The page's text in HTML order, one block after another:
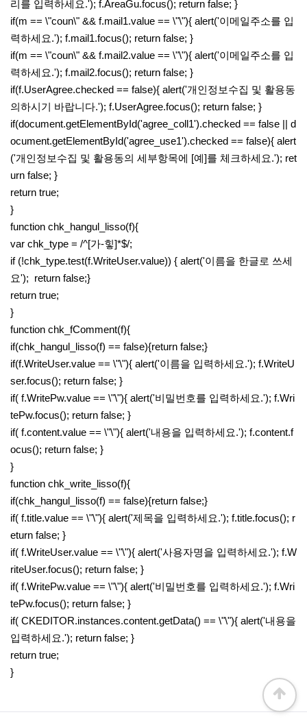
리를 입력하세요.'); f.AreaGu.focus(); return false; }
if(m == \"coun\" && f.mail1.value == \"\"){ alert('이메일주소를 입
력하세요.'); f.mail1.focus(); return false; }
if(m == \"coun\" && f.mail2.value == \"\"){ alert('이메일주소를 입
력하세요.'); f.mail2.focus(); return false; }
if(f.UserAgree.checked == false){ alert('개인정보수집 및 활용동
의하시기 바랍니다.'); f.UserAgree.focus(); return false; }
if(document.getElementById('agree_coll1').checked == false || d
ocument.getElementById('agree_use1').checked == false){ alert
('개인정보수집 및 활용동의 세부항목에 [예]를 체크하세요.'); ret
urn false; }
return true;
}
function chk_hangul_lisso(f){
var chk_type = /^[가-힣]*$/;
if (!chk_type.test(f.WriteUser.value)) { alert('이름을 한글로 쓰세
요'); return false;}
return true;
}
function chk_fComment(f){
if(chk_hangul_lisso(f) == false){return false;}
if(f.WriteUser.value == \"\"){ alert('이름을 입력하세요.'); f.WriteU
ser.focus(); return false; }
if( f.WritePw.value == \"\"){ alert('비밀번호를 입력하세요.'); f.Wri
tePw.focus(); return false; }
if( f.content.value == \"\"){ alert('내용을 입력하세요.'); f.content.f
ocus(); return false; }
}
function chk_write_lisso(f){
if(chk_hangul_lisso(f) == false){return false;}
if( f.title.value == \"\"){ alert('제목을 입력하세요.'); f.title.focus(); r
eturn false; }
if( f.WriteUser.value == \"\"){ alert('사용자명을 입력하세요.'); f.W
riteUser.focus(); return false; }
if( f.WritePw.value == \"\"){ alert('비밀번호를 입력하세요.'); f.Wri
tePw.focus(); return false; }
if( CKEDITOR.instances.content.getData() == \"\"){ alert('내용을
입력하세요.'); return false; }
return true;
}